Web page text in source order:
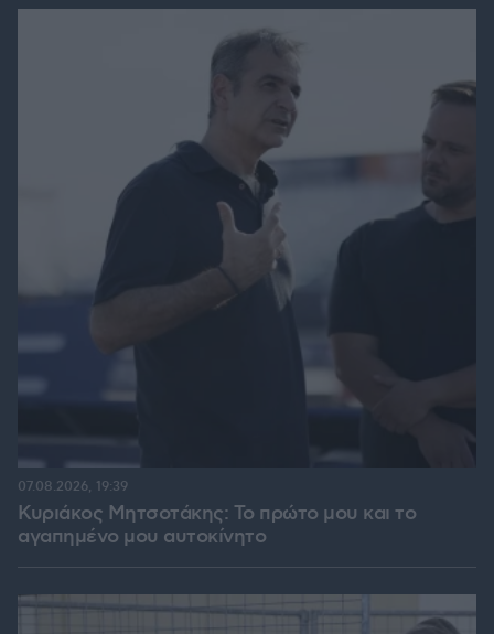
Κυριάκος Μητσοτάκης: Το πρώτο μου και το
αγαπημένο μου αυτοκίνητο
07.08.2026, 19:39